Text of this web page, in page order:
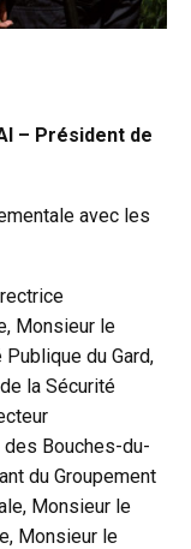
– Président de
avec les
Monsieur le
du Gard,
la Sécurité
Bouches-du-
du Groupement
Monsieur le
Monsieur le